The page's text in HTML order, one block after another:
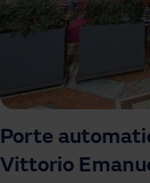
Porte
Vittorio